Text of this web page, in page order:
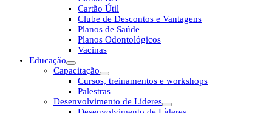
Cartão Útil
Clube de Descontos e Vantagens
Planos de Saúde
Planos Odontológicos
Vacinas
Educação
Capacitação
Cursos, treinamentos e workshops
Palestras
Desenvolvimento de Líderes